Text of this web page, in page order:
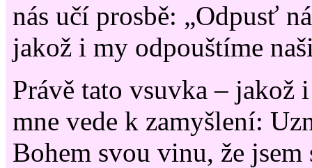
nás učí prosbě: „Odpusť
jakož i my odpouštíme
Právě tato vsuvka – jakož
mne vede k zamyšlení:
Bohem svou vinu, že